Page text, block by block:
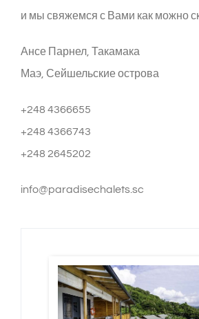
и мы свяжемся с Вами как можно
Ансе Парнел, Такамака
Маэ, Сейшельские острова
+248 4366655
+248 4366743
+248 2645202
info@paradisechalets.sc